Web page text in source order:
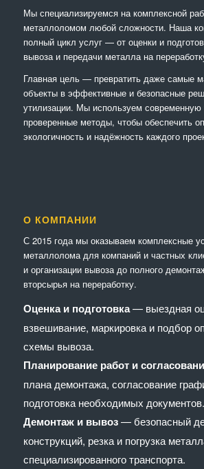
Мы специализируемся на комплексной
металлоломом любой сложности. Наша
полный цикл услуг — от оценки и
вывоза и передачи металла на
Главная цель — превратить даже самые
объекты в эффективные и безопасные
утилизации. Мы используем современную
проверенные методы, чтобы обеспечить
экологичность и надёжность каждого
О КОМПАНИИ
С 2015 года мы оказываем комплексные
металлолома для компаний и частных
и организации вывоза до полного
вторсырья на переработку.
Оценка и подготовка— выездная
взвешивание, маркировка и подбор
схемы вывоза.
Планирование работ и
плана демонтажа, согласование
подготовка необходимых документов.
Демонтаж и вывоз— безопасный
конструкций, резка и погрузка
специализированного транспорта.